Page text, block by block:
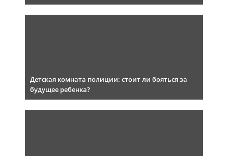
Детская комната полиции: стоит ли бояться за
будущее ребенка?